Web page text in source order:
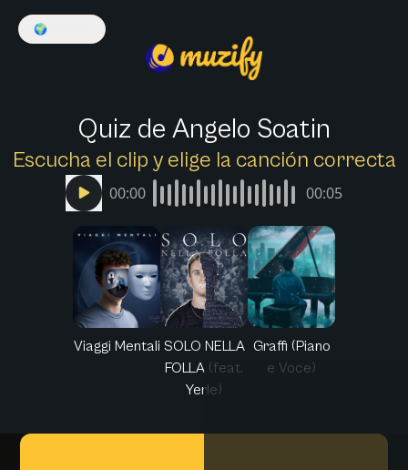
🌍
Quiz de Angelo Soatin
Escucha el clip y elige la canción correcta
00:00 00:05
Viaggi Mentali SOLO NELLA
FOLLA (feat.
Yerle)
Graffi (Piano
e Voce)